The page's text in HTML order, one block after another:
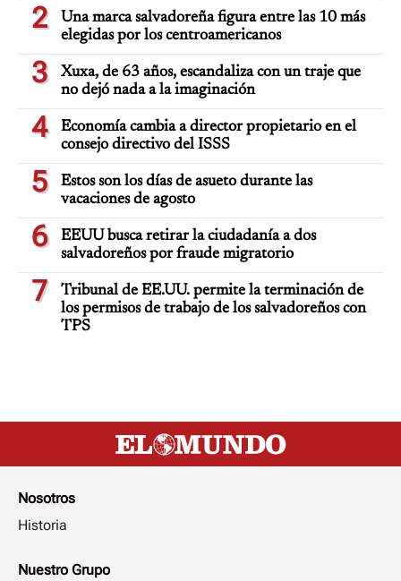
2
Una marca salvadoreña figura entre las 10 más
elegidas por los centroamericanos
3
Xuxa, de 63 años, escandaliza con un traje que
no dejó nada a la imaginación
4
Economía cambia a director propietario en el
consejo directivo del ISSS
5
Estos son los días de asueto durante las
vacaciones de agosto
6
EEUU busca retirar la ciudadanía a dos
salvadoreños por fraude migratorio
7
Tribunal de EE.UU. permite la terminación de
los permisos de trabajo de los salvadoreños con
TPS
Nosotros
Historia
Nuestro Grupo